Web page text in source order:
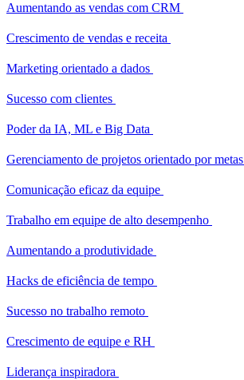
Aumentando as vendas com CRM
Crescimento de vendas e receita
Marketing orientado a dados
Sucesso com clientes
Poder da IA, ML e Big Data
Gerenciamento de projetos orientado por metas
Comunicação eficaz da equipe
Trabalho em equipe de alto desempenho
Aumentando a produtividade
Hacks de eficiência de tempo
Sucesso no trabalho remoto
Crescimento de equipe e RH
Liderança inspiradora